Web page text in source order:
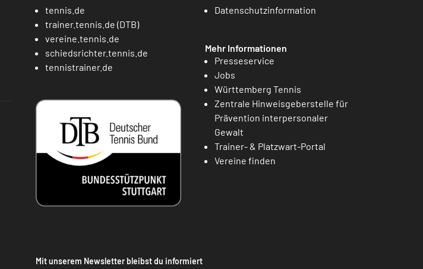
tennis.de
trainer.tennis.de (DTB)
vereine.tennis.de
schiedsrichter.tennis.de
tennistrainer.de
Datenschutzinformation
Mehr Informationen
Presseservice
Jobs
Württemberg Tennis
Zentrale Hinweisgeberstelle für
Prävention interpersonaler
Gewalt
Trainer- & Platzwart-Portal
Vereine finden
Mit unserem Newsletter bleibst du informiert